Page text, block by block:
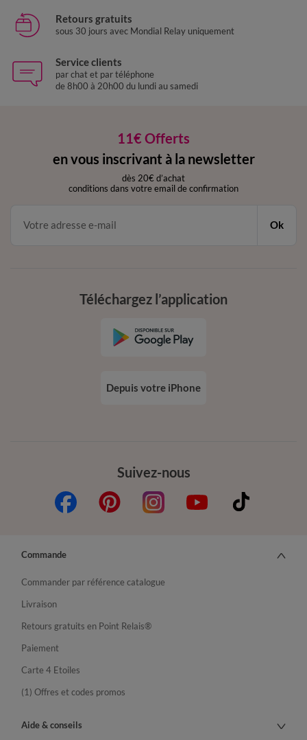
Retours gratuits
sous 30 jours avec Mondial Relay uniquement
Service clients
par chat et par téléphone
de 8h00 à 20h00 du lundi au samedi
11€ Offerts
en vous inscrivant à la newsletter
dès 20€ d’achat
conditions dans votre email de confirmation
Ok
Suivez-nous
Téléchargez l’application
Depuis votre iPhone
Commande
Commander par référence catalogue
Livraison
Retours gratuits en Point Relais®
Paiement
Carte 4 Etoiles
(1) Offres et codes promos
Aide & conseils